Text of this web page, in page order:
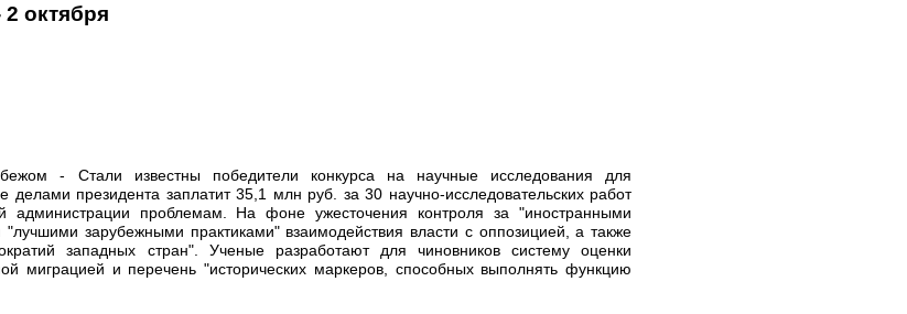
октября
- Стали известны победители конкурса на научные исследования для
делами президента заплатит 35,1 млн руб. за 30 научно-исследовательских работ
администрации проблемам. На фоне ужесточения контроля за "иностранными
"лучшими зарубежными практиками" взаимодействия власти с оппозицией, а также
западных стран". Ученые разработают для чиновников систему оценки
миграцией и перечень "исторических маркеров, способных выполнять функцию